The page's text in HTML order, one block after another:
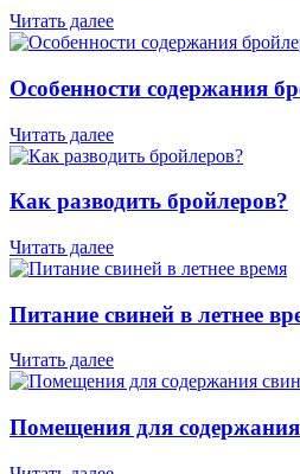
Читать далее
Особенности содержания
Читать далее
Как разводить бройлеров?
Читать далее
Питание свиней в летнее
Читать далее
Помещения для